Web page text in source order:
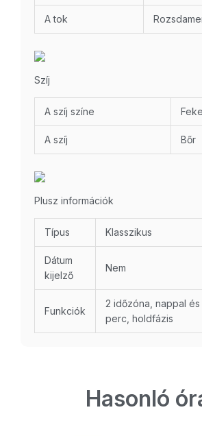
A tok
Szíj
A szíj színe
A szíj Bőr
Plusz információk
Típus Klasszikus
Dátum
kijelző
Nem
Funkciók
2 időzóna, nappal és
perc, holdfázis
Hasonló